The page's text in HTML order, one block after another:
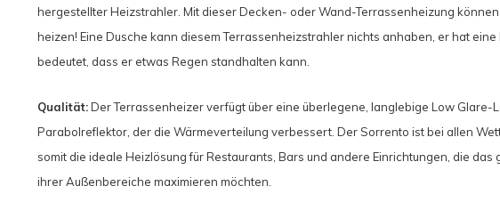
hergestellter Heizstrahler. Mit dieser Decken- oder Wand-Terrassenheizung
heizen! Eine Dusche kann diesem Terrassenheizstrahler nichts anhaben, er hat
bedeutet, dass er etwas Regen standhalten kann.
Qualität:Der Terrassenheizer verfügt über eine überlegene, langlebige Low Glare-
Parabolreflektor, der die Wärmeverteilung verbessert. Der Sorrento ist bei allen
somit die ideale Heizlösung für Restaurants, Bars und andere Einrichtungen, die das
ihrer Außenbereiche maximieren möchten.